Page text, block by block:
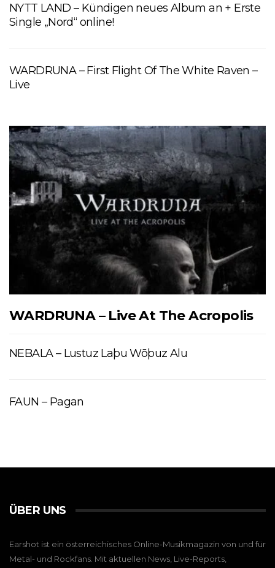
NYTT LAND – Kündigen neues Album an + Erste
Single „Nord“ online!
WARDRUNA – First Flight Of The White Raven –
Live
WARDRUNA – Live At The Acropolis
NEBALA – Lustuz Laþu Wōþuz Alu
FAUN – Pagan
ÜBER UNS
Earshot ist ein österreichisches Online-Musikmagazin von und für
Metal- und Rockfans. Mit aktuellen News, Live-Reports,